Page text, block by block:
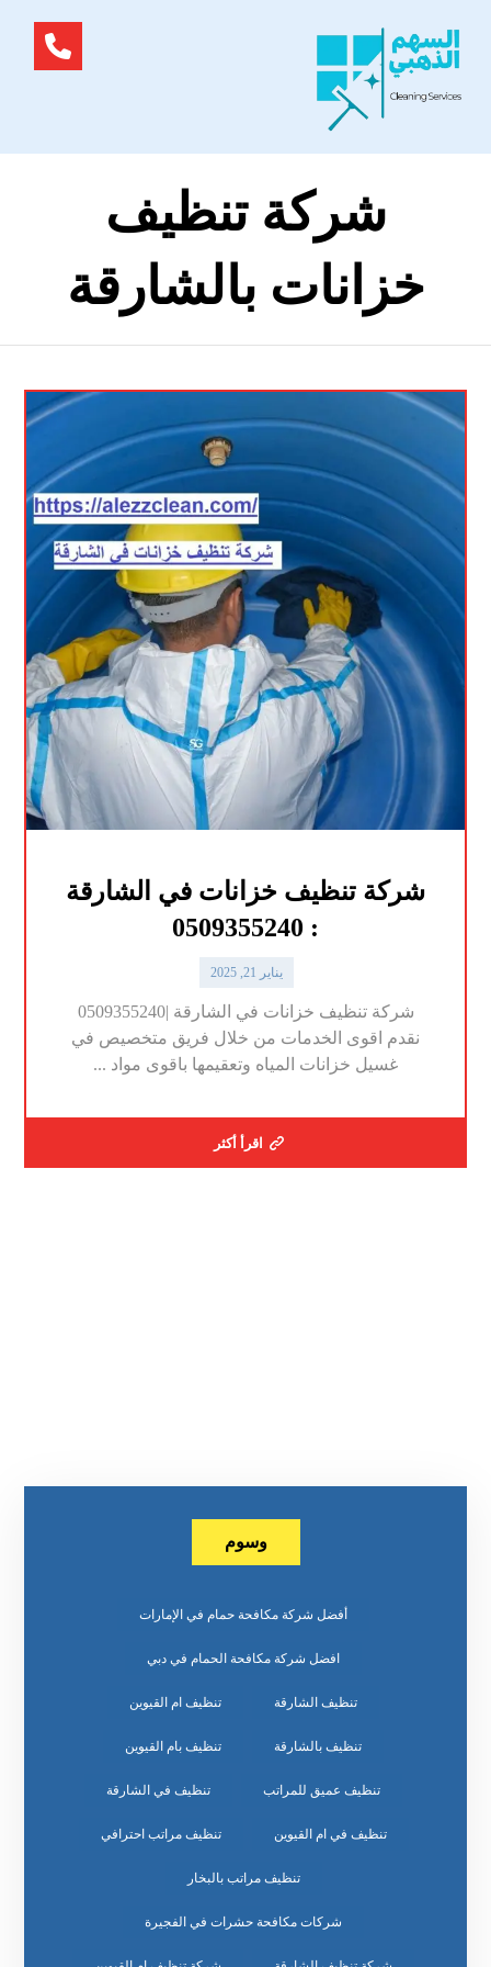
شركة تنظيف
خزانات بالشارقة
شركة تنظيف خزانات في الشارقة
: 0509355240
يناير 21, 2025
شركة تنظيف خزانات في الشارقة |0509355240
نقدم اقوى الخدمات من خلال فريق متخصيص في
غسيل خزانات المياه وتعقيمها باقوى مواد ...
اقرأ أكثر
وسوم
أفضل شركة مكافحة حمام في الإمارات
افضل شركة مكافحة الحمام في دبي
تنظيف الشارقة تنظيف ام القيوين
تنظيف بالشارقة تنظيف بام القيوين
تنظيف عميق للمراتب تنظيف في الشارقة
تنظيف في ام القيوين تنظيف مراتب احترافي
تنظيف مراتب بالبخار
شركات مكافحة حشرات في الفجيرة